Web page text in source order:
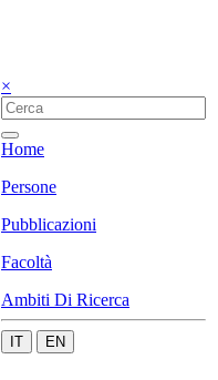
×
Home
Persone
Pubblicazioni
Facoltà
Ambiti Di Ricerca
IT EN